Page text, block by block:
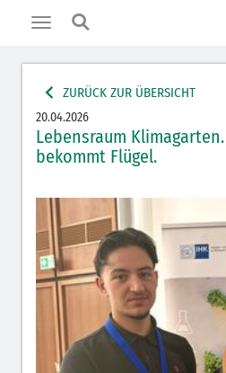
Toggle
ZURÜCK ZUR ÜBERSICHT
20.04.2026
Lebensraum
bekommt Flügel.